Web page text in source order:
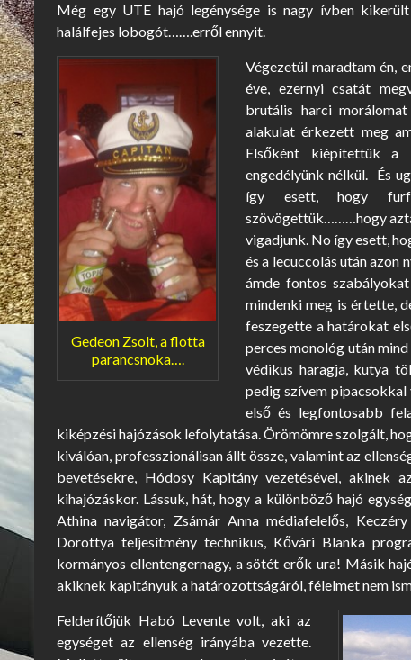
Még egy UTE hajó legénysége is nagy ívben
halálfejes lobogót…….erről ennyit.
Gedeon Zsolt, a flotta
parancsnoka….
Végezetül maradtam én,
éve, ezernyi csatát
brutális harci
alakulat érkezett meg
Elsőként kiépítettük a
engedélyünk nélkül. És
így esett, hogy
szövögettük………hogy
vigadjunk. No így esett,
és a lecuccolás után azon
ámde fontos
mindenki meg is értette,
feszegette a határokat
perces monológ után
védikus haragja, kutya
pedig szívem pipacsokkal
első és legfontosabb
kiképzési hajózások lefolytatása. Örömömre szolgált,
kiválóan, professzionálisan állt össze, valamint az
bevetésekre, Hódosy Kapitány vezetésével, akinek
kihajózáskor. Lássuk, hát, hogy a különböző hajó
Athina navigátor, Zsámár Anna médiafelelős,
Dorottya teljesítmény technikus, Kővári Blanka
kormányos ellentengernagy, a sötét erők ura! Másik
akiknek kapitányuk a határozottságáról, félelmet nem
Felderítőjük Habó Levente volt, aki az
egységet az ellenség irányába vezette.